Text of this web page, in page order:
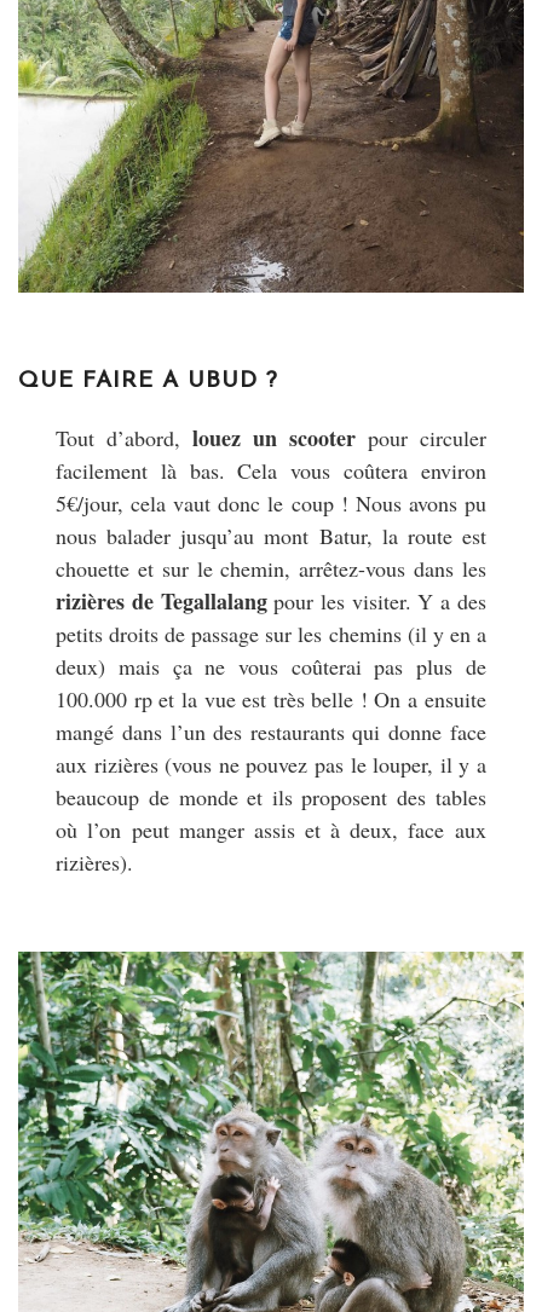
QUE FAIRE A UBUD ?
Tout d’abord,louez un scooterpour circuler
facilement là bas. Cela vous coûtera environ
5€/jour, cela vaut donc le coup ! Nous avons pu
nous balader jusqu’au mont Batur, la route est
chouette et sur le chemin, arrêtez-vous dans les
rizières de Tegallalangpour les visiter. Y a des
petits droits de passage sur les chemins (il y en a
deux) mais ça ne vous coûterai pas plus de
100.000 rp et la vue est très belle ! On a ensuite
mangé dans l’un des restaurants qui donne face
aux rizières (vous ne pouvez pas le louper, il y a
beaucoup de monde et ils proposent des tables
où l’on peut manger assis et à deux, face aux
rizières).